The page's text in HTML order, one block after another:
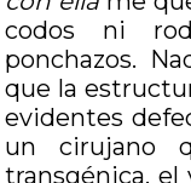
codos ni
ponchazos.
que la
evidentes
un cirujano
transgénica,